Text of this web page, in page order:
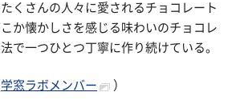
くさんの人々に愛されるチョコレート
か懐かしさを感じる味わいのチョコレ
で一つひとつ丁寧に作り続けている。
学窓ラボメンバー ）